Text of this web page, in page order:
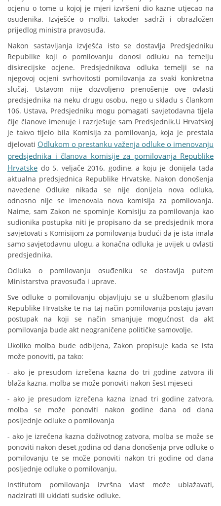
ocjenu o tome u kojoj je mjeri izvršeni dio kazne utjecao na
osuđenika. Izvješće o molbi, također sadrži i obrazložen
prijedlog ministra pravosuđa.
Nakon sastavljanja izvješća isto se dostavlja Predsjedniku
Republike koji o pomilovanju donosi odluku na temelju
diskrecijske ocjene. Predsjednikova odluka temelji se na
njegovoj ocjeni svrhovitosti pomilovanja za svaki konkretna
slučaj. Ustavom nije dozvoljeno prenošenje ove ovlasti
predsjednika na neku drugu osobu, nego u skladu s člankom
106. Ustava, Predsjedniku mogu pomagati savjetodavna tijela
čije članove imenuje i razrješuje sam Predsjednik.U Hrvatskoj
je takvo tijelo bila Komisija za pomilovanja, koja je prestala
djelovati Odlukom o prestanku važenja odluke o imenovanju
predsjednika i članova komisije za pomilovanja Republike
Hrvatske do 5. veljače 2016. godine, a koju je donijela tada
aktualna predsjednica Republike Hrvatske. Nakon donošenja
navedene Odluke nikada se nije donijela nova odluka,
odnosno nije se imenovala nova komisija za pomilovanja.
Naime, sam Zakon ne spominje Komisiju za pomilovanja kao
sudionika postupka niti je propisano da se predsjednik mora
savjetovati s Komisijom za pomilovanja budući da je ista imala
samo savjetodavnu ulogu, a konačna odluka je uvijek u ovlasti
predsjednika.
Odluka o pomilovanju osuđeniku se dostavlja putem
Ministarstva pravosuđa i uprave.
Sve odluke o pomilovanju objavljuju se u službenom glasilu
Republike Hrvatske te na taj način pomilovanja postaju javan
postupak na koji se način smanjuje mogućnost da akt
pomilovanja bude akt neograničene političke samovolje.
Ukoliko molba bude odbijena, Zakon propisuje kada se ista
može ponoviti, pa tako:
- ako je presudom izrečena kazna do tri godine zatvora ili
blaža kazna, molba se može ponoviti nakon šest mjeseci
- ako je presudom izrečena kazna iznad tri godine zatvora,
molba se može ponoviti nakon godine dana od dana
posljednje odluke o pomilovanja
- ako je izrečena kazna doživotnog zatvora, molba se može se
ponoviti nakon deset godina od dana donošenja prve odluke o
pomilovanju te se može ponoviti nakon tri godine od dana
posljednje odluke o pomilovanju.
Institutom pomilovanja izvršna vlast može ublažavati,
nadzirati ili ukidati sudske odluke.